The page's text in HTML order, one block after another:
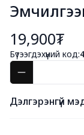
19,900₮
Бүтээгдэхүүний код:
Дэлгэрэнгүй